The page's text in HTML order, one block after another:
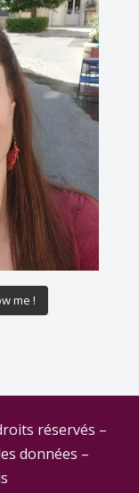
me !
réservés –
données –